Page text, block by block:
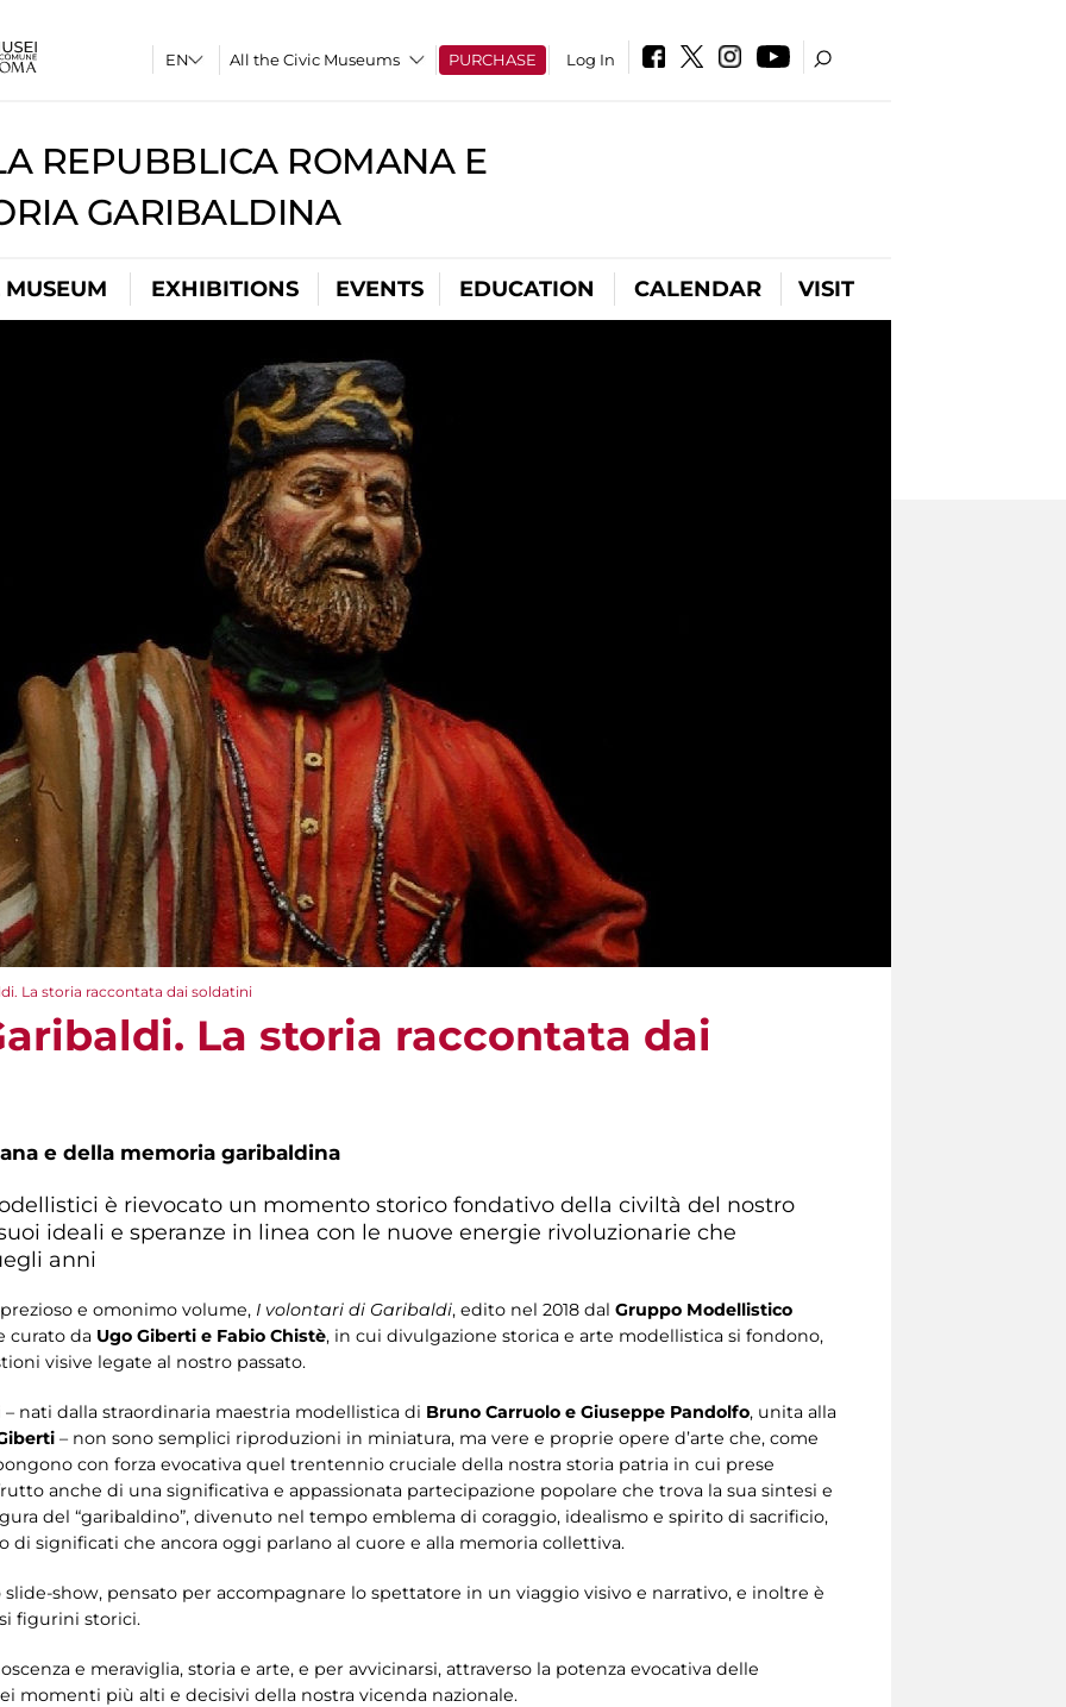
All the Civic Museums PURCHASE Log In
REPUBBLICA ROMANA E
GARIBALDINA
EXHIBITIONS EVENTS EDUCATION CALENDAR VISIT
La storia raccontata dai soldatini
La storia raccontata dai
e della memoria garibaldina
è rievocato un momento storico fondativo della civiltà del nostro
ideali e speranze in linea con le nuove energie rivoluzionarie che
anni
e omonimo volume, I volontari di Garibaldi, edito nel 2018 dal Gruppo Modellistico
curato da Ugo Giberti e Fabio Chistè, in cui divulgazione storica e arte modellistica si fondono,
visive legate al nostro passato.
nati dalla straordinaria maestria modellistica di Bruno Carruolo e Giuseppe Pandolfo, unita alla
– non sono semplici riproduzioni in miniatura, ma vere e proprie opere d’arte che, come
con forza evocativa quel trentennio cruciale della nostra storia patria in cui prese
anche di una significativa e appassionata partecipazione popolare che trova la sua sintesi e
del “garibaldino”, divenuto nel tempo emblema di coraggio, idealismo e spirito di sacrificio,
significati che ancora oggi parlano al cuore e alla memoria collettiva.
show, pensato per accompagnare lo spettatore in un viaggio visivo e narrativo, e inoltre è
figurini storici.
e meraviglia, storia e arte, e per avvicinarsi, attraverso la potenza evocativa delle
momenti più alti e decisivi della nostra vicenda nazionale.